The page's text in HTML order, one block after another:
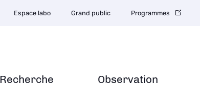
Recherche Observation
Espace labo Grand public Programmes